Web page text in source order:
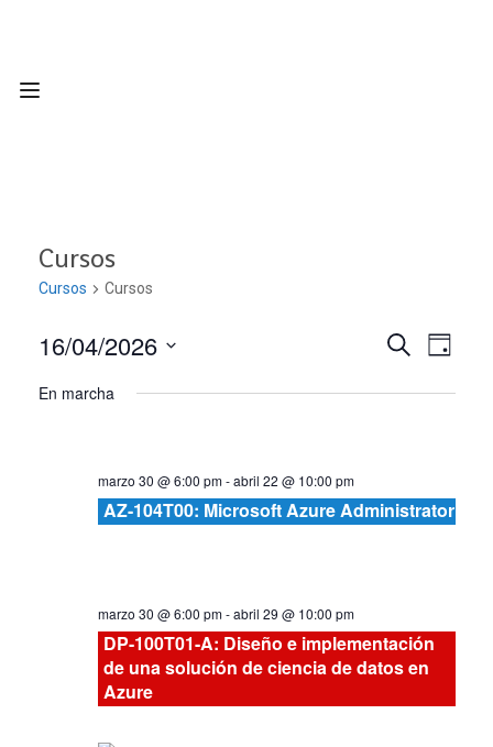
Cursos
Cursos Cursos
de
y
Cursos
BUSCAR
de
DÍA
16/04/2026
fecha.
En marcha
marzo 30 @ 6:00 pm-abril 22 @ 10:00 pm
AZ-104T00: Microsoft Azure Administrator
marzo 30 @ 6:00 pm-abril 29 @ 10:00 pm
DP-100T01-A: Diseño e implementación
de una solución de ciencia de datos en
Azure